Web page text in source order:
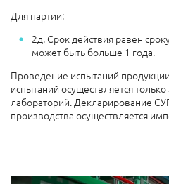
Для партии:
2д. Срок действия равен
может быть больше 1 года.
Проведение испытаний
испытаний осуществляется
лабораторий. Декларирование
производства осуществляется